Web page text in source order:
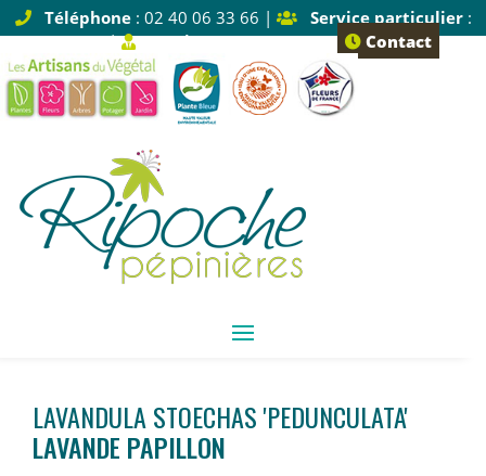
Téléphone: 02 40 06 33 66 | Service particulier:
Tapez 1 |
Service pro: Tapez 2 Contact
LAVANDULA STOECHAS 'PEDUNCULATA'
LAVANDE PAPILLON